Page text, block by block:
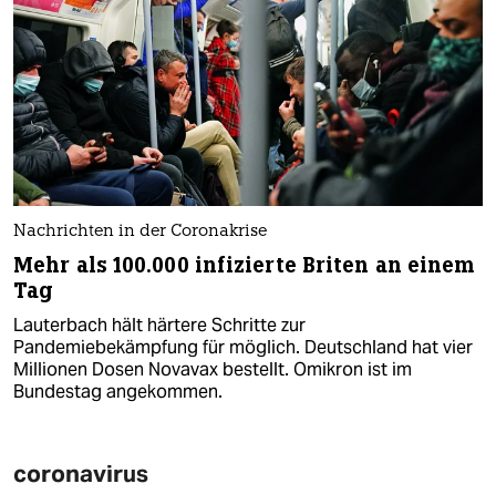
Nachrichten in der Coronakrise
Mehr als 100.000 infizierte Briten an einem
Tag
Lauterbach hält härtere Schritte zur
Pandemiebekämpfung für möglich. Deutschland hat vier
Millionen Dosen Novavax bestellt. Omikron ist im
Bundestag angekommen.
coronavirus